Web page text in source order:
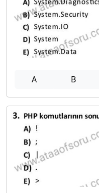
A B